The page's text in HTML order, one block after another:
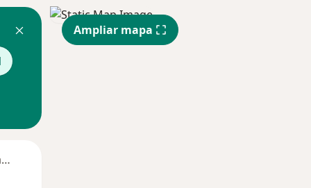
Segunda-feira
Ampliar mapa